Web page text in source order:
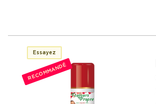
Essayez
RECOMMANDÉ